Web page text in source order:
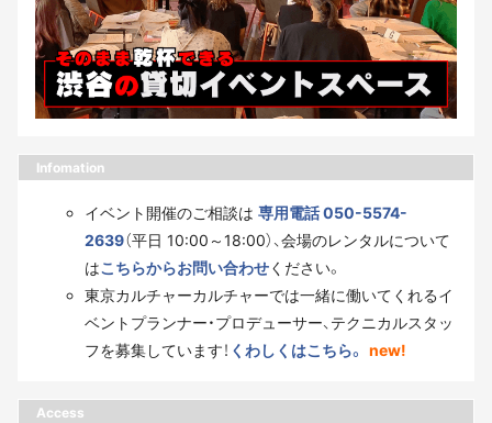
Infomation
イベント開催のご相談は 専用電話 050-5574-
2639（平日 10:00～18:00）、会場のレンタルについて
はこちらからお問い合わせください。
東京カルチャーカルチャーでは一緒に働いてくれるイ
ベントプランナー・プロデューサー、テクニカルスタッ
フを募集しています！ くわしくはこちら。 new!
Access